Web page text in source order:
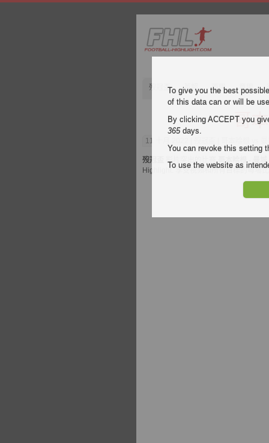
歿冠盃 英超 西甲 意甲
哥
11 十月 2022
歿冠盃 影片突出的比賽 哥本哈根 - 曼城
Highlight. 享受視頻和所有目標的每場
To give you the best
of this data can or will be
By clicking ACCEPT you
365days.
You can revoke this setting
To use the website as